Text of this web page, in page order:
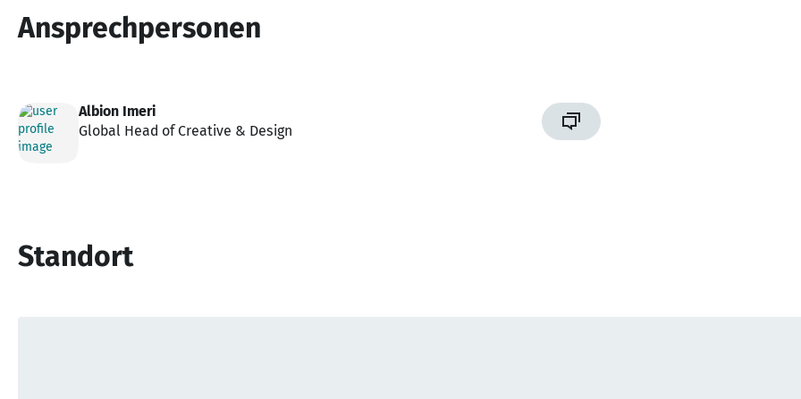
Ansprechpersonen
Albion Imeri
Global Head of Creative & Design
Standort